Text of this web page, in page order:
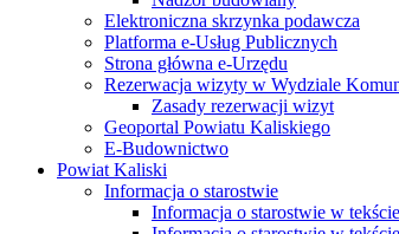
Elektroniczna skrzynka podawcza
Platforma e-Usług Publicznych
Strona główna e-Urzędu
Rezerwacja wizyty w Wydziale
Zasady rezerwacji wizyt
Geoportal Powiatu Kaliskiego
E-Budownictwo
Powiat Kaliski
Informacja o starostwie
Informacja o starostwie w